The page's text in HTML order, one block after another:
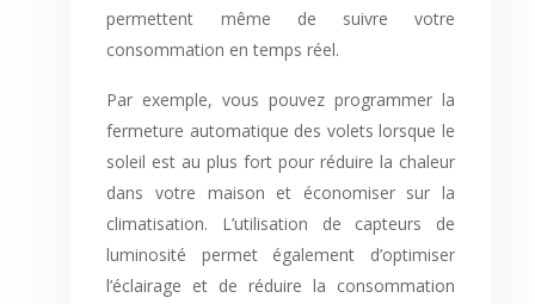
permettent même de suivre votre
consommation en temps réel.
Par exemple, vous pouvez programmer la
fermeture automatique des volets lorsque le
soleil est au plus fort pour réduire la chaleur
dans votre maison et économiser sur la
climatisation. L’utilisation de capteurs de
luminosité permet également d’optimiser
l’éclairage et de réduire la consommation